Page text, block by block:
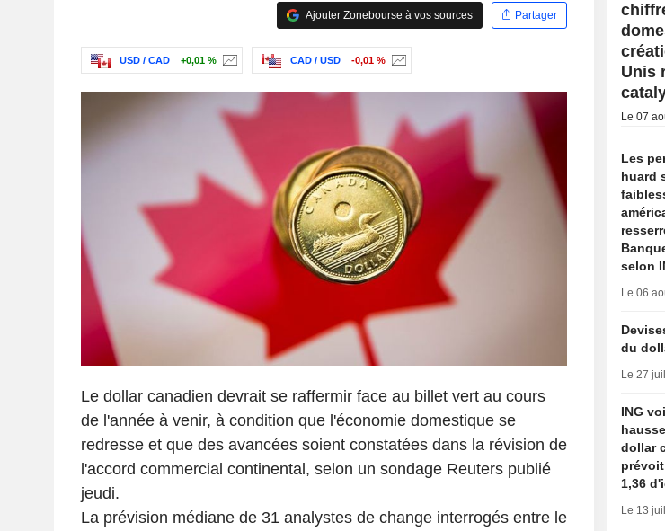
Ajouter Zonebourse à vos sources
Partager
USD / CAD +0,01 % CAD / USD -0,01 %
Le dollar canadien devrait se raffermir face au billet vert au cours
de l'année à venir, à condition que l'économie domestique se
redresse et que des avancées soient constatées dans la révision de
l'accord commercial continental, selon un sondage Reuters publié
jeudi.
La prévision médiane de 31 analystes de change interrogés entre le
Unis
Le 07
Les
huard
selon
Le 06
du
Le 27
ING
dollar
prévoit
1,36
Le 13